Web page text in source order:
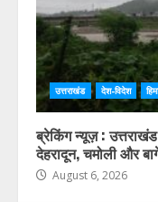
उत्तराखंड देश-विदेश
ब्रेकिंग न्यूज़ :
देहरादून, चमोली और
August 6, 2026